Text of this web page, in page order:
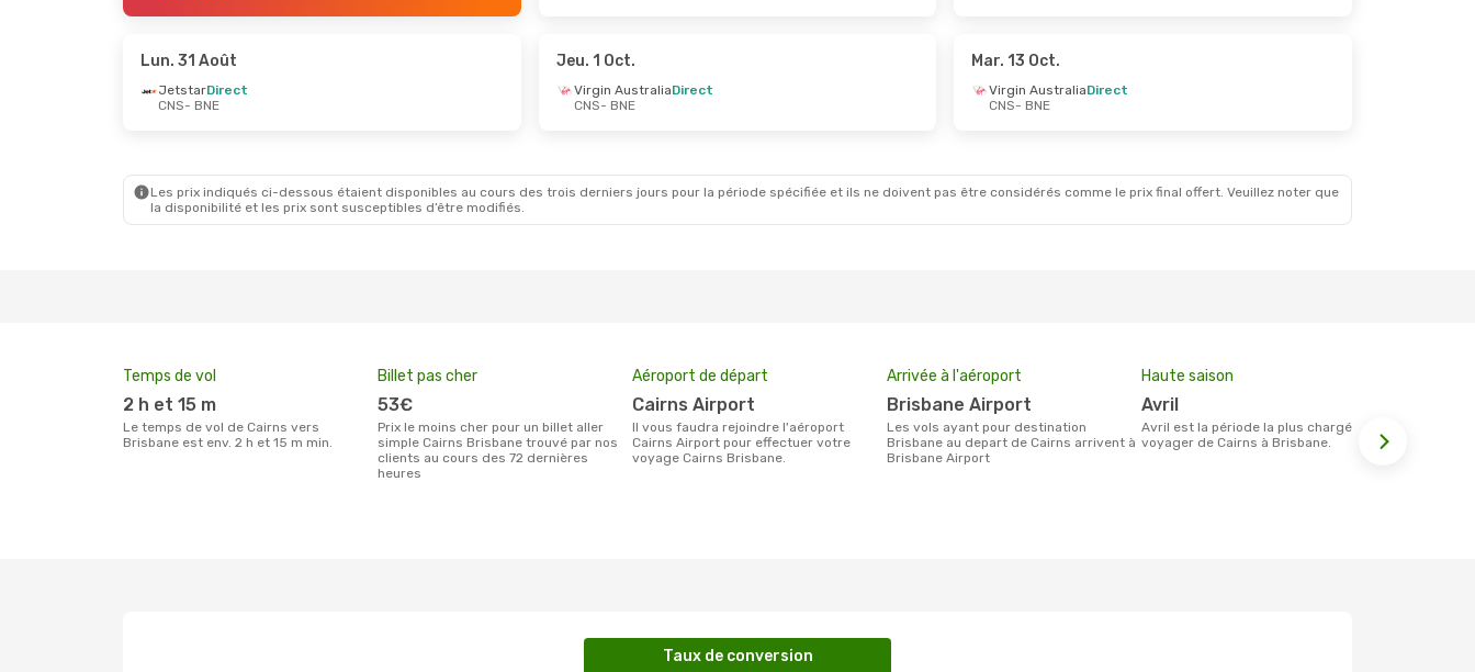
- Jeu. 22 Oct. - Mer. 30 Sept.
BNE
Lun. 31 Août
JetstarDirect
CNS- BNE
Jeu. 1 Oct.
Virgin AustraliaDirect
CNS- BNE
Mar. 13 Oct.
Virgin AustraliaDirect
CNS- BNE
Les prix indiqués ci-dessous étaient disponibles au cours des trois derniers jours pour la période spécifiée et ils ne doivent pas être considérés comme le prix final offert. Veuillez noter que
la disponibilité et les prix sont susceptibles d’être modifiés.
Temps de vol
2 h et 15 m
Le temps de vol de Cairns vers
Brisbane est env. 2 h et 15 m min.
Billet pas cher
53€
Prix le moins cher pour un billet aller
simple Cairns Brisbane trouvé par nos
clients au cours des 72 dernières
heures
Aéroport de départ
Cairns Airport
Il vous faudra rejoindre l'aéroport
Cairns Airport pour effectuer votre
voyage Cairns Brisbane.
Arrivée à l'aéroport
Brisbane Airport
Les vols ayant pour destination
Brisbane au depart de Cairns arrivent à
Brisbane Airport
Haute saison
avril
avril est la période la plus chargée pour
voyager de Cairns à Brisbane.
Taux de conversion